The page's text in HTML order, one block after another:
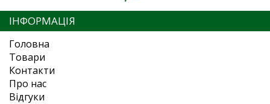
ІНФОРМАЦІЯ
Головна
Товари
Контакти
Про нас
Відгуки